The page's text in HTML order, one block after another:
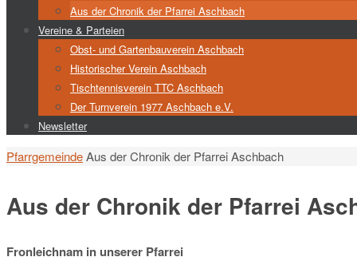
Aus der Chronik der Pfarrei Aschbach
Vereine & Parteien
Obst- und Gartenbauverein Aschbach
Historischer Verein Aschbach
Tischtennisverein TTC Aschbach
Der Turnverein 1977 Aschbach e.V.
Newsletter
Start
PfarrgemeindeAus der Chronik der Pfarrei Aschbach
Aus der Chronik der Pfarrei
Fronleichnam in unserer Pfarrei